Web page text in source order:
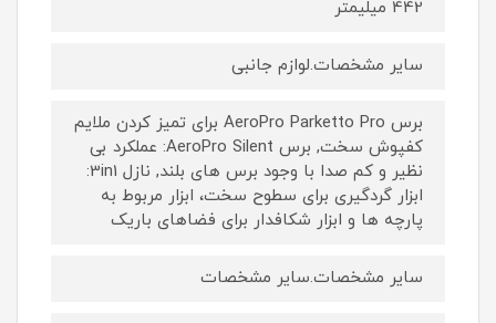
442 میلیمتر
سایر مشخصات.لوازم جانبی
برس AeroPro Parketto Pro برای تمیز کردن ملایم
کفپوش سخت, برس AeroPro Silent: عملکرد بی
نظیر و کم صدا با وجود برس های بلند, نازل 3in1:
ابزار گردگیری برای سطوح سخت، ابزار مربوط به
پارچه ها و ابزار شکافدار برای فضاهای باریک
سایر مشخصات.سایر مشخصات